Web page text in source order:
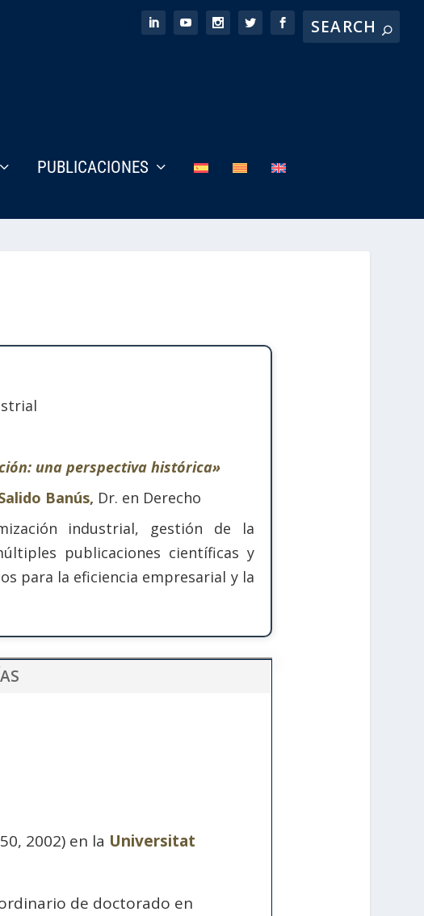
PUBLICACIONES
una perspectiva histórica»
Banús, Dr. en Derecho
industrial, gestión de la
publicaciones científicas y
para la eficiencia empresarial y la
2002) en la Universitat
de doctorado en